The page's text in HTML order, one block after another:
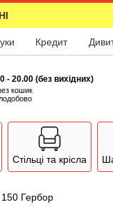
Кредит
- 20.00 (без вихідних)
кошик
Стільці та крісла
Гербор